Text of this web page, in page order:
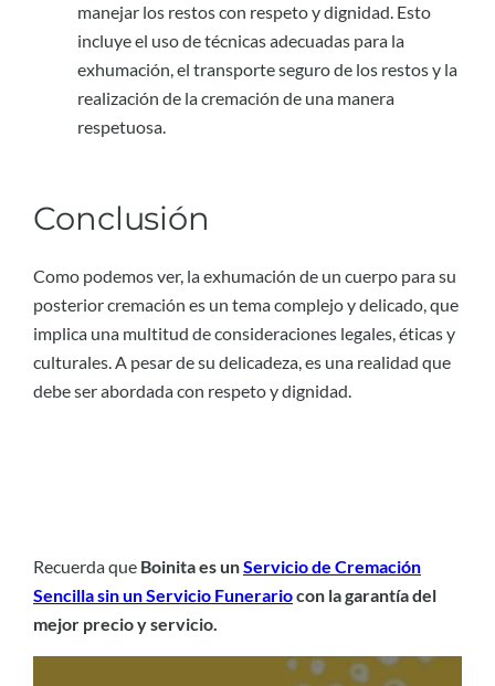
manejar los restos con respeto y dignidad. Esto
incluye el uso de técnicas adecuadas para la
exhumación, el transporte seguro de los restos y la
realización de la cremación de una manera
respetuosa.
Conclusión
Como podemos ver, la exhumación de un cuerpo para su
posterior cremación es un tema complejo y delicado, que
implica una multitud de consideraciones legales, éticas y
culturales. A pesar de su delicadeza, es una realidad que
debe ser abordada con respeto y dignidad.
Recuerda que Boinita es unServicio de Cremación
Sencilla sin un Servicio Funerariocon la garantía del
mejor precio y servicio.